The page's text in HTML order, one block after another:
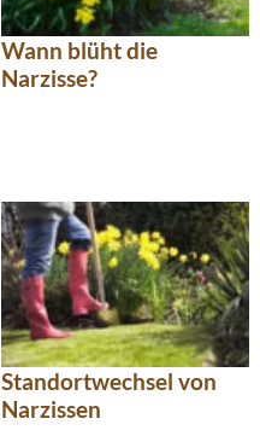
Wann blüht die
Narzisse?
Standortwechsel von
Narzissen